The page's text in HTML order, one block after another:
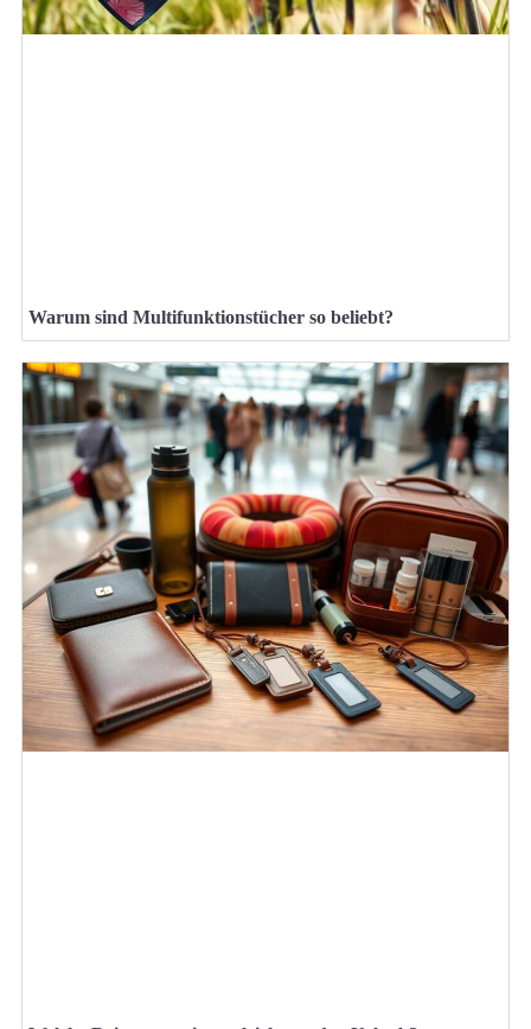
Warum sind Multifunktionstücher so beliebt?